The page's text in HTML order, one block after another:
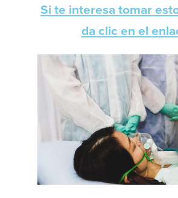
Si te interesa tomar
da clic en el